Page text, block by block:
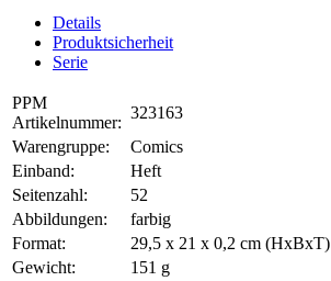
Details
Produktsicherheit
Serie
PPM
Artikelnummer:
323163
Warengruppe:
Comics
Einband:
Heft
Seitenzahl:
52
Abbildungen:
farbig
Format:
29,5 x 21 x 0,2 cm (HxBxT)
Gewicht:
151 g